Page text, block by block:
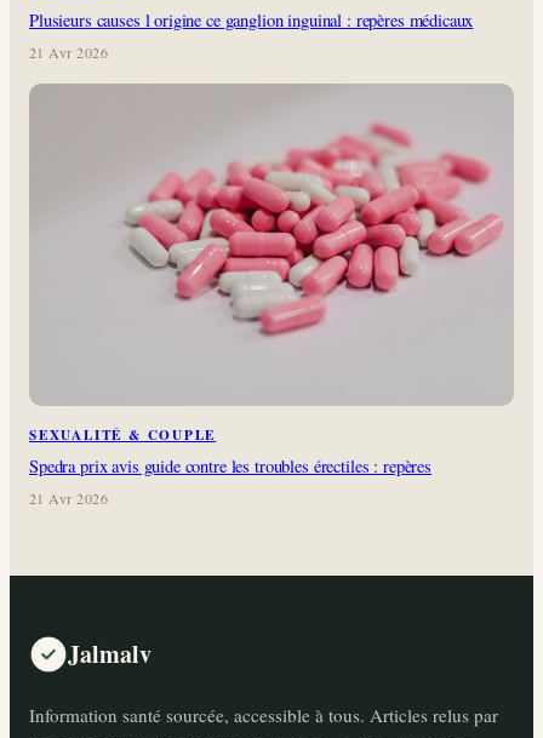
Plusieurs causes l origine ce ganglion inguinal : repères médicaux
21 Avr 2026
SEXUALITÉ & COUPLE
Spedra prix avis guide contre les troubles érectiles : repères
21 Avr 2026
Jalmalv
Information santé sourcée, accessible à tous. Articles relus par